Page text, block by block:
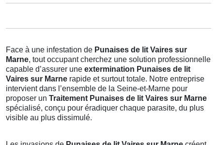
Face à une infestation de Punaises de lit Vaires sur
Marne, tout occupant cherchez une solution professionnelle
capable d’assurer une extermination Punaises de lit
Vaires sur Marne rapide et surtout totale. Notre entreprise
intervient dans l’ensemble de la Seine-et-Marne pour
proposer un Traitement Punaises de lit Vaires sur Marne
spécialisé, conçu pour éradiquer chaque parasite, du plus
visible au plus dissimulé.